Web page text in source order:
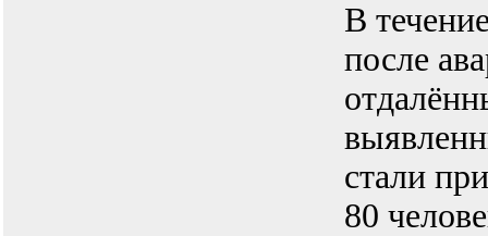
В
после
стали
80